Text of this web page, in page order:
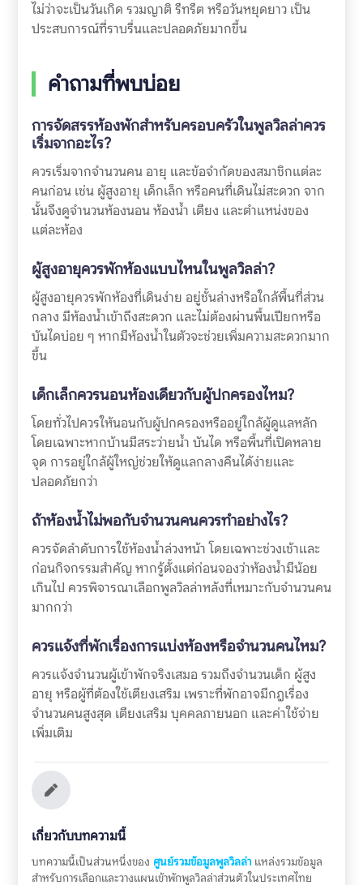
ไม่ว่าจะเป็นวันเกิด รวมญาติ รีทรีต หรือวันหยุดยาว เป็น
ประสบการณ์ที่ราบรื่นและปลอดภัยมากขึ้น
คำถามที่พบบ่อย
การจัดสรรห้องพักสำหรับครอบครัวในพูลวิลล่าควร
เริ่มจากอะไร?
ควรเริ่มจากจำนวนคน อายุ และข้อจำกัดของสมาชิกแต่ละ
คนก่อน เช่น ผู้สูงอายุ เด็กเล็ก หรือคนที่เดินไม่สะดวก จาก
นั้นจึงดูจำนวนห้องนอน ห้องน้ำ เตียง และตำแหน่งของ
แต่ละห้อง
ผู้สูงอายุควรพักห้องแบบไหนในพูลวิลล่า?
ผู้สูงอายุควรพักห้องที่เดินง่าย อยู่ชั้นล่างหรือใกล้พื้นที่ส่วน
กลาง มีห้องน้ำเข้าถึงสะดวก และไม่ต้องผ่านพื้นเปียกหรือ
บันไดบ่อย ๆ หากมีห้องน้ำในตัวจะช่วยเพิ่มความสะดวกมาก
ขึ้น
เด็กเล็กควรนอนห้องเดียวกับผู้ปกครองไหม?
โดยทั่วไปควรให้นอนกับผู้ปกครองหรืออยู่ใกล้ผู้ดูแลหลัก
โดยเฉพาะหากบ้านมีสระว่ายน้ำ บันได หรือพื้นที่เปิดหลาย
จุด การอยู่ใกล้ผู้ใหญ่ช่วยให้ดูแลกลางคืนได้ง่ายและ
ปลอดภัยกว่า
ถ้าห้องน้ำไม่พอกับจำนวนคนควรทำอย่างไร?
ควรจัดลำดับการใช้ห้องน้ำล่วงหน้า โดยเฉพาะช่วงเช้าและ
ก่อนกิจกรรมสำคัญ หากรู้ตั้งแต่ก่อนจองว่าห้องน้ำมีน้อย
เกินไป ควรพิจารณาเลือกพูลวิลล่าหลังที่เหมาะกับจำนวนคน
มากกว่า
ควรแจ้งที่พักเรื่องการแบ่งห้องหรือจำนวนคนไหม?
ควรแจ้งจำนวนผู้เข้าพักจริงเสมอ รวมถึงจำนวนเด็ก ผู้สูง
อายุ หรือผู้ที่ต้องใช้เตียงเสริม เพราะที่พักอาจมีกฎเรื่อง
จำนวนคนสูงสุด เตียงเสริม บุคคลภายนอก และค่าใช้จ่าย
เพิ่มเติม
เกี่ยวกับบทความนี้
บทความนี้เป็นส่วนหนึ่งของ ศูนย์รวมข้อมูลพูลวิลล่าแหล่งรวมข้อมูล
สำหรับการเลือกและวางแผนเข้าพักพูลวิลล่าส่วนตัวในประเทศไทย